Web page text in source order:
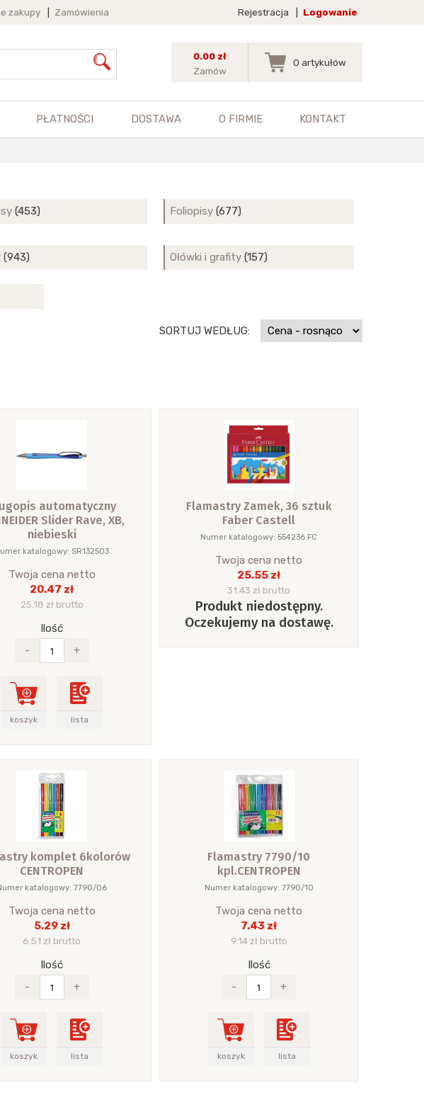
zakupy Zamówienia Rejestracja Logowanie
0.00 zł
Zamów
0 artykułów
PŁATNOŚCI DOSTAWA O FIRMIE KONTAKT
(453) Foliopisy (677)
(943) Ołówki i grafity (157)
SORTUJ WEDŁUG:
automatyczny
Slider Rave, XB,
niebieski
katalogowy: SR132503
Twoja cena netto
20.47 zł
25.18 zł brutto
Ilość
-
+
koszyk lista
Flamastry Zamek, 36 sztuk
Faber Castell
Numer katalogowy: 554236 FC
Twoja cena netto
25.55 zł
31.43 zł brutto
Produkt niedostępny.
Oczekujemy na dostawę.
komplet 6kolorów
CENTROPEN
katalogowy: 7790/06
Twoja cena netto
5.29 zł
6.51 zł brutto
Ilość
-
+
koszyk lista
Flamastry 7790/10
kpl.CENTROPEN
Numer katalogowy: 7790/10
Twoja cena netto
7.43 zł
9.14 zł brutto
Ilość
-
+
koszyk lista